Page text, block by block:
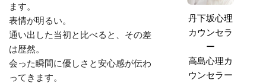
丹下坂心理
カウンセラ
ー
高島心理カ
ウンセラー
ます。
表情が明るい。
通い出した当初と比べると、その差
は歴然。
会った瞬間に優しさと安心感が伝わ
ってきます。